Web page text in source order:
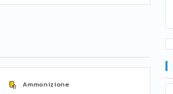
Ammonizione